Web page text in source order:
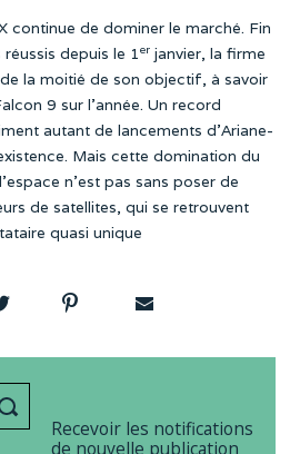
continue de dominer le marché. Fin
depuis le 1er janvier, la firme
la moitié de son objectif, à savoir
9 sur l’année. Un record
autant de lancements d’Ariane-
Mais cette domination du
n’est pas sans poser de
de satellites, qui se retrouvent
quasi unique
Recevoir les notifications
de nouvelle publication